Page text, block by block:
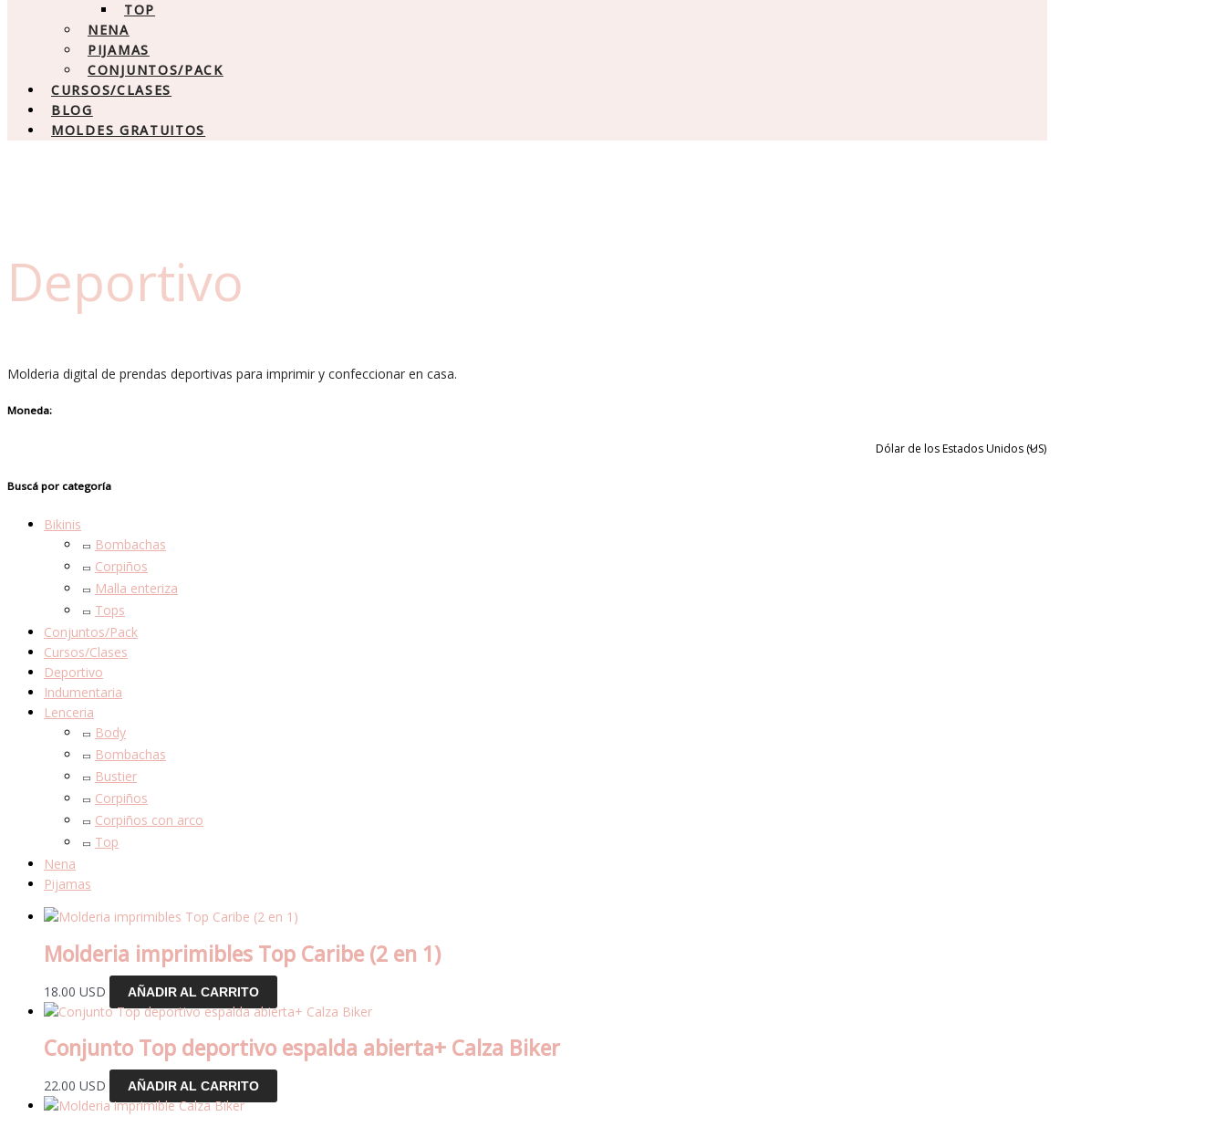
TOP
NENA
PIJAMAS
CONJUNTOS/PACK
CURSOS/CLASES
BLOG
MOLDES GRATUITOS
Deportivo
Molderia digital de prendas deportivas para imprimir y confeccionar en casa.
Moneda:
Buscá por categoría
Bikinis
Bombachas
Corpiños
Malla enteriza
Tops
Conjuntos/Pack
Cursos/Clases
Deportivo
Indumentaria
Lenceria
Body
Bombachas
Bustier
Corpiños
Corpiños con arco
Top
Nena
Pijamas
Molderia imprimibles Top Caribe (2 en 1)
18.00 USD AÑADIR AL CARRITO
Conjunto Top deportivo espalda abierta+ Calza Biker
22.00 USD AÑADIR AL CARRITO